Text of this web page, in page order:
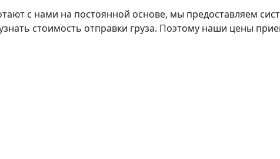
с нами на постоянной основе, мы предоставляем
стоимость отправки груза. Поэтому наши цены